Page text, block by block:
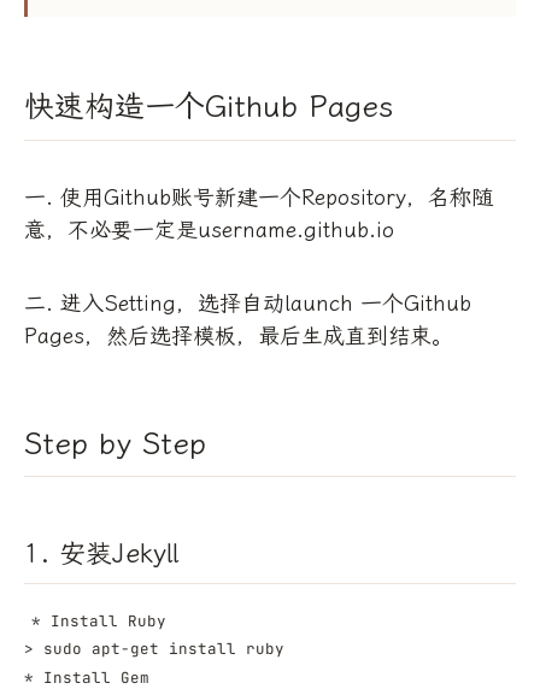
快速构造一个Github Pages
一. 使用Github账号新建一个Repository，名称随
意，不必要一定是username.github.io
二. 进入Setting，选择自动launch 一个Github
Pages，然后选择模板，最后生成直到结束。
Step by Step
1. 安装Jekyll
* Install Ruby
> sudo apt-get install ruby
* Install Gem